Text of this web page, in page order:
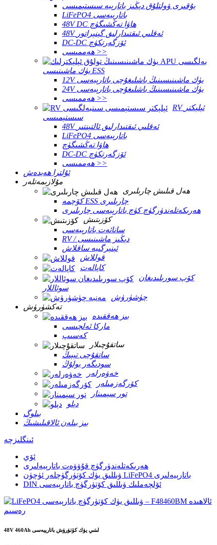
يۇقىرى ۋولتلۇق دېڭىز باتارېيە سىستېمىسى
LiFePO4 باتارېيەسى
48V DC ھاۋا تەڭشىگۈچ
48V ئەقلىي ئىقتىدارلىق گېنېراتور
DC-DC ئۆزگەرتكۈچ
ھەممىسى >>
يۈك ماشىنىسى ESS
12V يۈك ماشىنىسىنىڭ باشلىغۇچى باتارېيەسى
24V يۈك ماشىنىسىنىڭ باشلىغۇچى باتارېيەسى
ھەممىسى >>
RV ئېلېكتر
سىستېمىسى
48V ئەقلىي ئىقتىدارلىق ئالتېنتىر
LiFePO4 باتارېيەسى
ھاۋا تەڭشىگۈچ
DC-DC ئۆزگەرتكۈچ
ھەممىسى >>
ئۇلترا ھەيدەش
مۇلازىمەتلەر
ھەل قىلىش چارىلىرى
كۆچمە ESS چارىلىرى
ھەرىكەتلەندۈرگۈچ كۈچ باتارېيەسى چارىلىرى
كۆزىتىش
سانائەت باتارېيەسى
RV / دېڭىز ماشىنىسى
ئېنېرگىيە ساقلاش
قوللاش
كاپالەت
كۆپ سورىلىدىغان
سوئاللار
چۈشۈرۈش
تەكشۈرۈش
بىز ھەققىدە
ماركا ئەلچىسى
كەسىپ
ساتقۇچىلار
ساتقۇچى تېپىڭ
سودىگەر بولۇڭ
خەۋەرلەر
كۆرگەزمىلەر
تور سېمىنار
دېلو
بىلوگ
بىز بىلەن ئالاقىلىشىڭ
ئىنگلىزچە
ئۆي
ھەرىكەتلەندۈرگۈچ قۇۋۋەت باتارېيەلىرى
ۋىللىق يۈك كۆتۈرگۈچلەر ئۈچۈن LiFePO4 باتارېيەلىرى
DIN ئۆلچەملىك ۋىللىق كۆتۈرگۈچ باتارېيەسى
48V 460Ah لىتىي يۈك كۆتۈرۈش باتارېيەسى